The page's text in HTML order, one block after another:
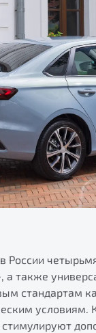
России
а также
стандартам
условиям.